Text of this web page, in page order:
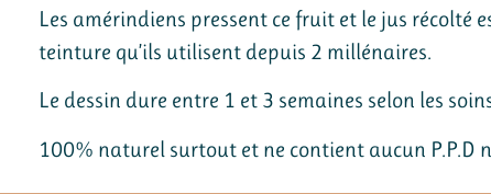
Les amérindiens pressent ce fruit et le jus récolté
teinture qu’ils utilisent depuis 2 millénaires.
Le dessin dure entre 1 et 3 semaines selon les
100% naturel surtout et ne contient aucun P.P.D